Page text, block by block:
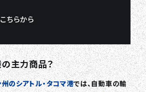
ちらから
主力商品？
のシアトル・タコマ港では、自動車の輸